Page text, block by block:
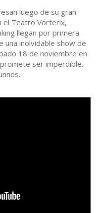
luego de su gran
el Teatro Vorterix,
llegan por primera
una inolvidable show de
18 de noviembre en
ser imperdible.